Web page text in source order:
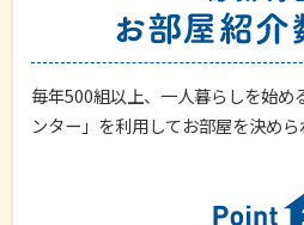
毎年500組以上、一人暮らしを始め
ンター」を利用してお部屋を決めら